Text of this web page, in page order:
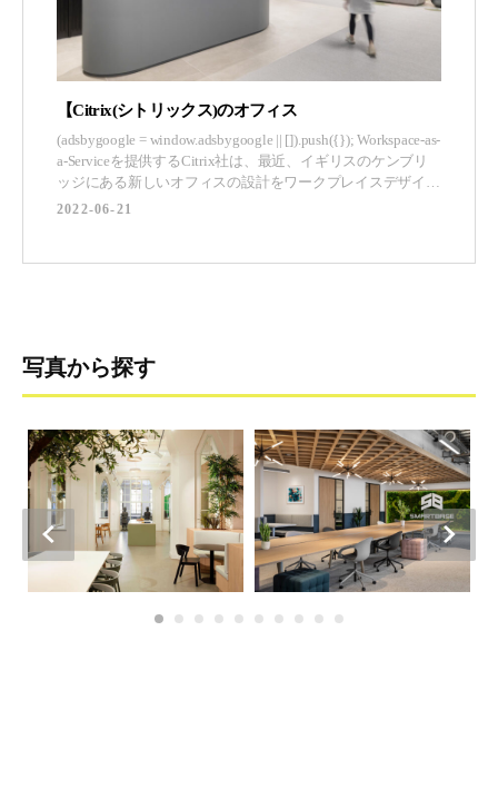
【Citrix(シトリックス)のオフィス
(adsbygoogle = window.adsbygoogle || []).push({}); Workspace-as-
a-Serviceを提供するCitrix社は、最近、イギリスのケンブリ
ッジにある新しいオフィスの設計をワークプレイスデザイン
会社のAreaに依頼しました。 「常に変化し続ける仕事の世
2022-06-21
写真から探す